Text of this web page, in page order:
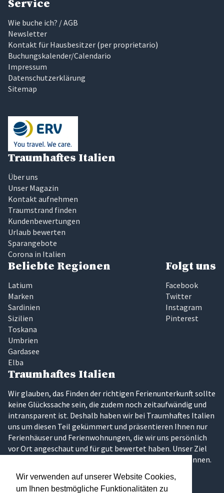
Wir verwenden auf unserer Website Cookies,
um Ihnen bestmögliche Funktionalitäten zu
Service
Wie buche ich? / AGB
Newsletter
Kontakt für Hausbesitzer (per proprietario)
Buchungskalender/Calendario
Impressum
Datenschutzerklärung
Sitemap
Traumhaftes Italien
Über uns
Unser Magazin
Kontakt aufnehmen
Traumstrand finden
Kundenbewertungen
Urlaub bewerten
Sparangebote
Corona in Italien
Beliebte Regionen
Latium
Marken
Sardinien
Sizilien
Toskana
Umbrien
Gardasee
Elba
Folgt uns
Facebook
Twitter
Instagram
Pinterest
Traumhaftes Italien
Wir glauben, das Finden der richtigen Ferienunterkunft sollte
keine Glückssache sein, die zudem noch zeitaufwändig und
intransparent ist. Deshalb haben wir bei Traumhaftes Italien
uns um diesen Teil gekümmert und präsentieren Ihnen nur
Ferienhäuser und Ferienwohnungen, die wir uns persönlich
vor Ort angeschaut und für gut bewertet haben. Unser Ziel
ist es, dass Sie Ihren Traumurlaub in Italien erleben können.